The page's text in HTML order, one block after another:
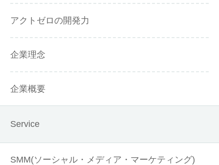
アクトゼロの開発力
企業理念
企業概要
Service
SMM(ソーシャル・メディア・マーケティング)